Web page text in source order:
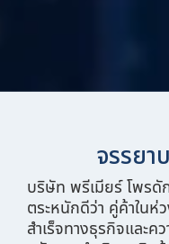
จรรย
บริษัท พรีเมียร์ โพรดั
ตระหนักดีว่า คู่ค้าใน
สำเร็จทางธุรกิจและ